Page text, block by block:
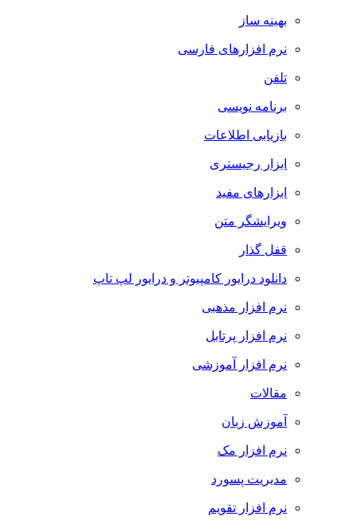
بهینه ساز
نرم افزارهای فارسی
تلفن
برنامه نویسی
بازیابی اطلاعات
ابزار رجیستری
ابزارهای مفید
ویرایشگر متن
قفل گذار
دانلود درایور کامپیوتر و درایور لپ تاپ
نرم افزار مذهبی
نرم افزار پرتابل
نرم افزار آموزشی
مقالات
آموزش زبان
نرم افزار مک
مدیریت پسورد
نرم افزار تقویم